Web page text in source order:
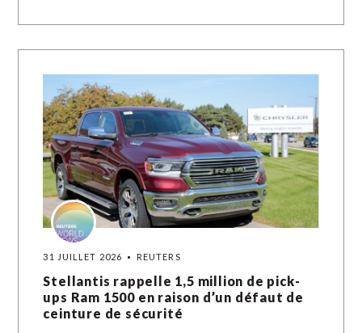
31 JUILLET 2026 REUTERS
Stellantis rappelle 1,5 million de pick-
ups Ram 1500 en raison d’un défaut de
ceinture de sécurité